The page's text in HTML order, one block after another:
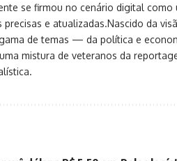
se firmou no cenário digital
e atualizadas.Nascido da
de temas — da política e
mistura de veteranos da